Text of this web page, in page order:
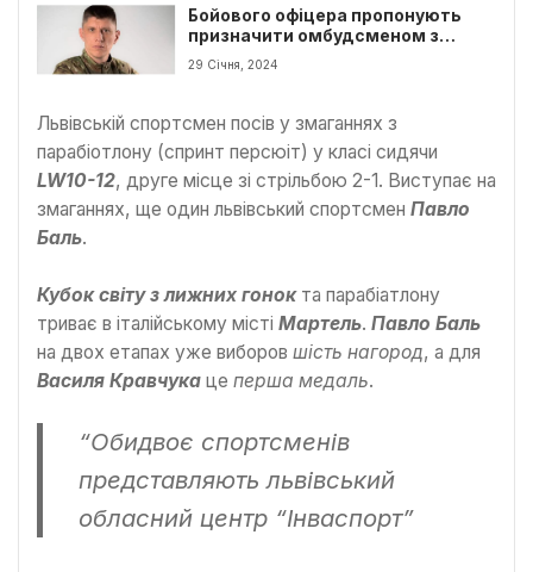
Бойового офіцера пропонують
призначити омбудсменом з
питань ветеранів у Львові
29 Січня, 2024
Львівській спортсмен посів у змаганнях з
парабіотлону (спринт персюіт) у класі сидячи
LW10-12, друге місце зі стрільбою 2-1. Виступає на
змаганнях, ще один львівський спортсмен Павло
Баль.
Кубок світу з лижних гонокта парабіатлону
триває в італійському місті Мартель. Павло Баль
на двох етапах уже виборов шість нагород, а для
Василя Кравчука це перша медаль.
“Обидвоє спортсменів
представляють львівський
обласний центр “Інваспорт”